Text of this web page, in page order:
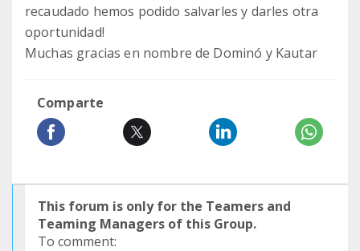
recaudado hemos podido salvarles y darles otra
oportunidad!
Muchas gracias en nombre de Dominó y Kautar
Comparte
This forum is only for the Teamers and
Teaming Managers of this Group.
To comment: